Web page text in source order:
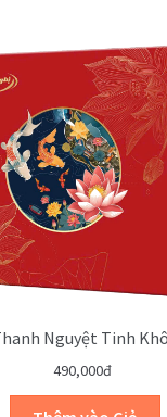
Nguyệt Tinh
490,000đ